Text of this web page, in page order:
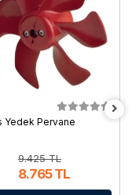
Yedek Pervane
9.425 TL
8.765 TL